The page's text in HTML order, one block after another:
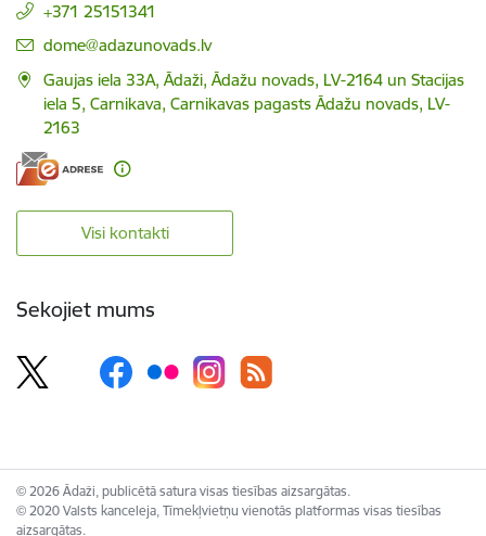
+371 25151341
E-pasts:
dome@adazunovads.lv
Gaujas iela 33A, Ādaži, Ādažu novads, LV-2164 un Stacijas
iela 5, Carnikava, Carnikavas pagasts Ādažu novads, LV-
2163
Visi kontakti
Sekojiet mums
© 2026 Ādaži, publicētā satura visas tiesības aizsargātas.
© 2020 Valsts kanceleja, Tīmekļvietņu vienotās platformas visas tiesības
aizsargātas.